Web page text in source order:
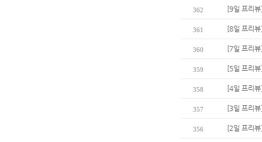
362 [9일 프리
361 [8일 프리
360 [7일 프리
359 [5일 프리
358 [4일 프리
357 [3일 프리
356 [2일 프리